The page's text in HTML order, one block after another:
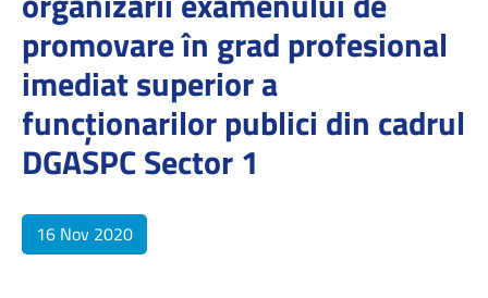
promovare în grad profesional
imediat superior a
funcționarilor publici din cadrul
DGASPC Sector 1
16 Nov 2020